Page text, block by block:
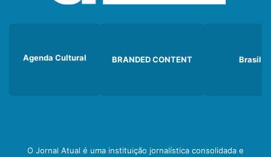
Agenda Cultural BRANDED CONTENT Brasil
O Jornal Atual é uma instituição jornalística consolidada e